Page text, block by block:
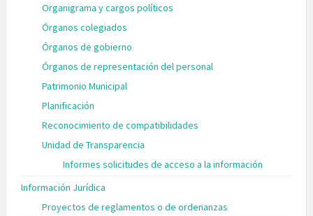
Organigrama y cargos políticos
Órganos colegiados
Órganos de gobierno
Órganos de representación del personal
Patrimonio Municipal
Planificación
Reconocimiento de compatibilidades
Unidad de Transparencia
Informes solicitudes de acceso a la información
Información Jurídica
Proyectos de reglamentos o de ordenanzas